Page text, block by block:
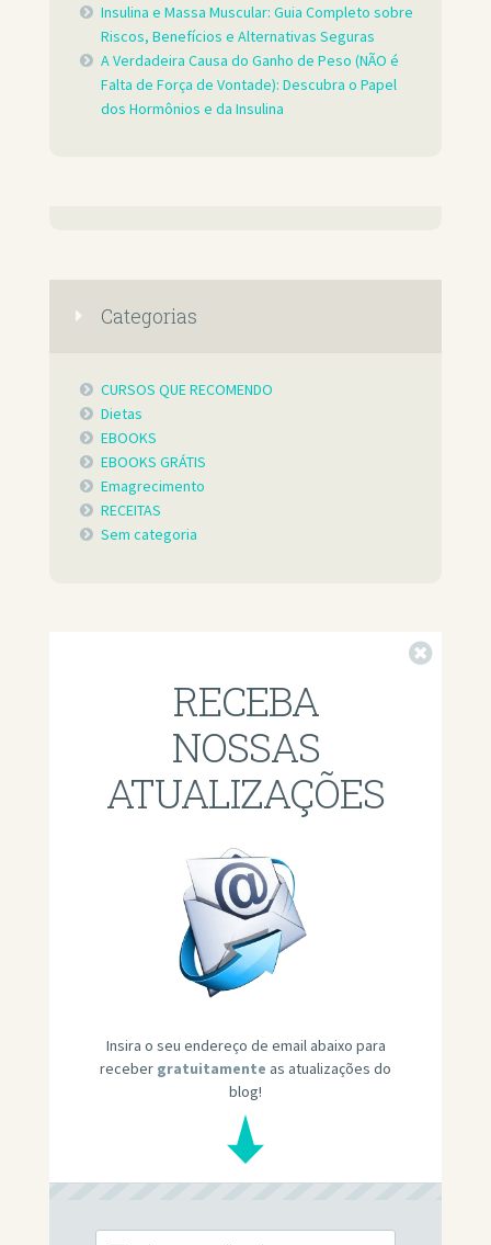
Insulina e Massa Muscular: Guia Completo sobre
Riscos, Benefícios e Alternativas Seguras
A Verdadeira Causa do Ganho de Peso (NÃO é
Falta de Força de Vontade): Descubra o Papel
dos Hormônios e da Insulina
Categorias
CURSOS QUE RECOMENDO
Dietas
EBOOKS
EBOOKS GRÁTIS
Emagrecimento
RECEITAS
Sem categoria
RECEBA
NOSSAS
ATUALIZAÇÕES
Insira o seu endereço de email abaixo para
receber gratuitamente as atualizações do
blog!